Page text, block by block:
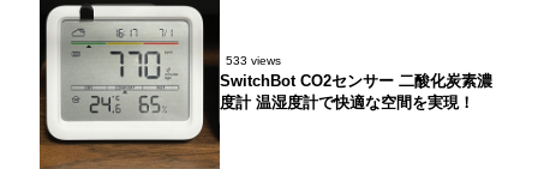
533 views
SwitchBot CO2センサー 二酸化炭素濃
度計 温湿度計で快適な空間を実現！